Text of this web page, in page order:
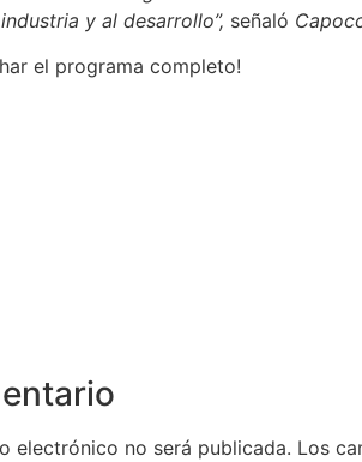
y al desarrollo”, señaló
el programa completo!
electrónico no será publicada. Los